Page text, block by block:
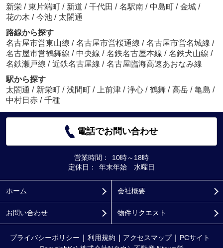
新栄 / 東片端町 / 新道 / 千代田 / 名駅南 / 中島町 / 金城 /
花の木 / 今池 / 太閤通
路線から探す
名古屋市営東山線 / 名古屋市営桜通線 / 名古屋市営名城線 /
名古屋市営鶴舞線 / 中央線 / 名鉄名古屋本線 / 名鉄犬山線 /
名鉄瀬戸線 / 近鉄名古屋線 / 名古屋臨海高速あおなみ線
駅から探す
太閤通 / 新栄町 / 浅間町 / 上前津 / 浄心 / 鶴舞 / 高岳 / 亀島 /
中村日赤 / 千種
電話でお問い合わせ
営業時間：
10時～18時
定休日：
年末年始 水曜日
ホーム 会社概要
お問い合わせ 物件リクエスト
プライバシーポリシー 利用規約 アクセスマップ
PCサイト